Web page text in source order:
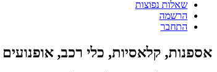
שאלות נפוצות
הרשמה
התחבר
אספנות, קלאסיות, כלי רכב,